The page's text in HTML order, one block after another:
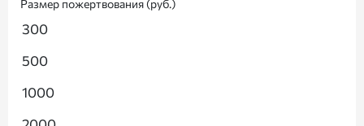
Размер пожертвования (руб.)
300
500
1000